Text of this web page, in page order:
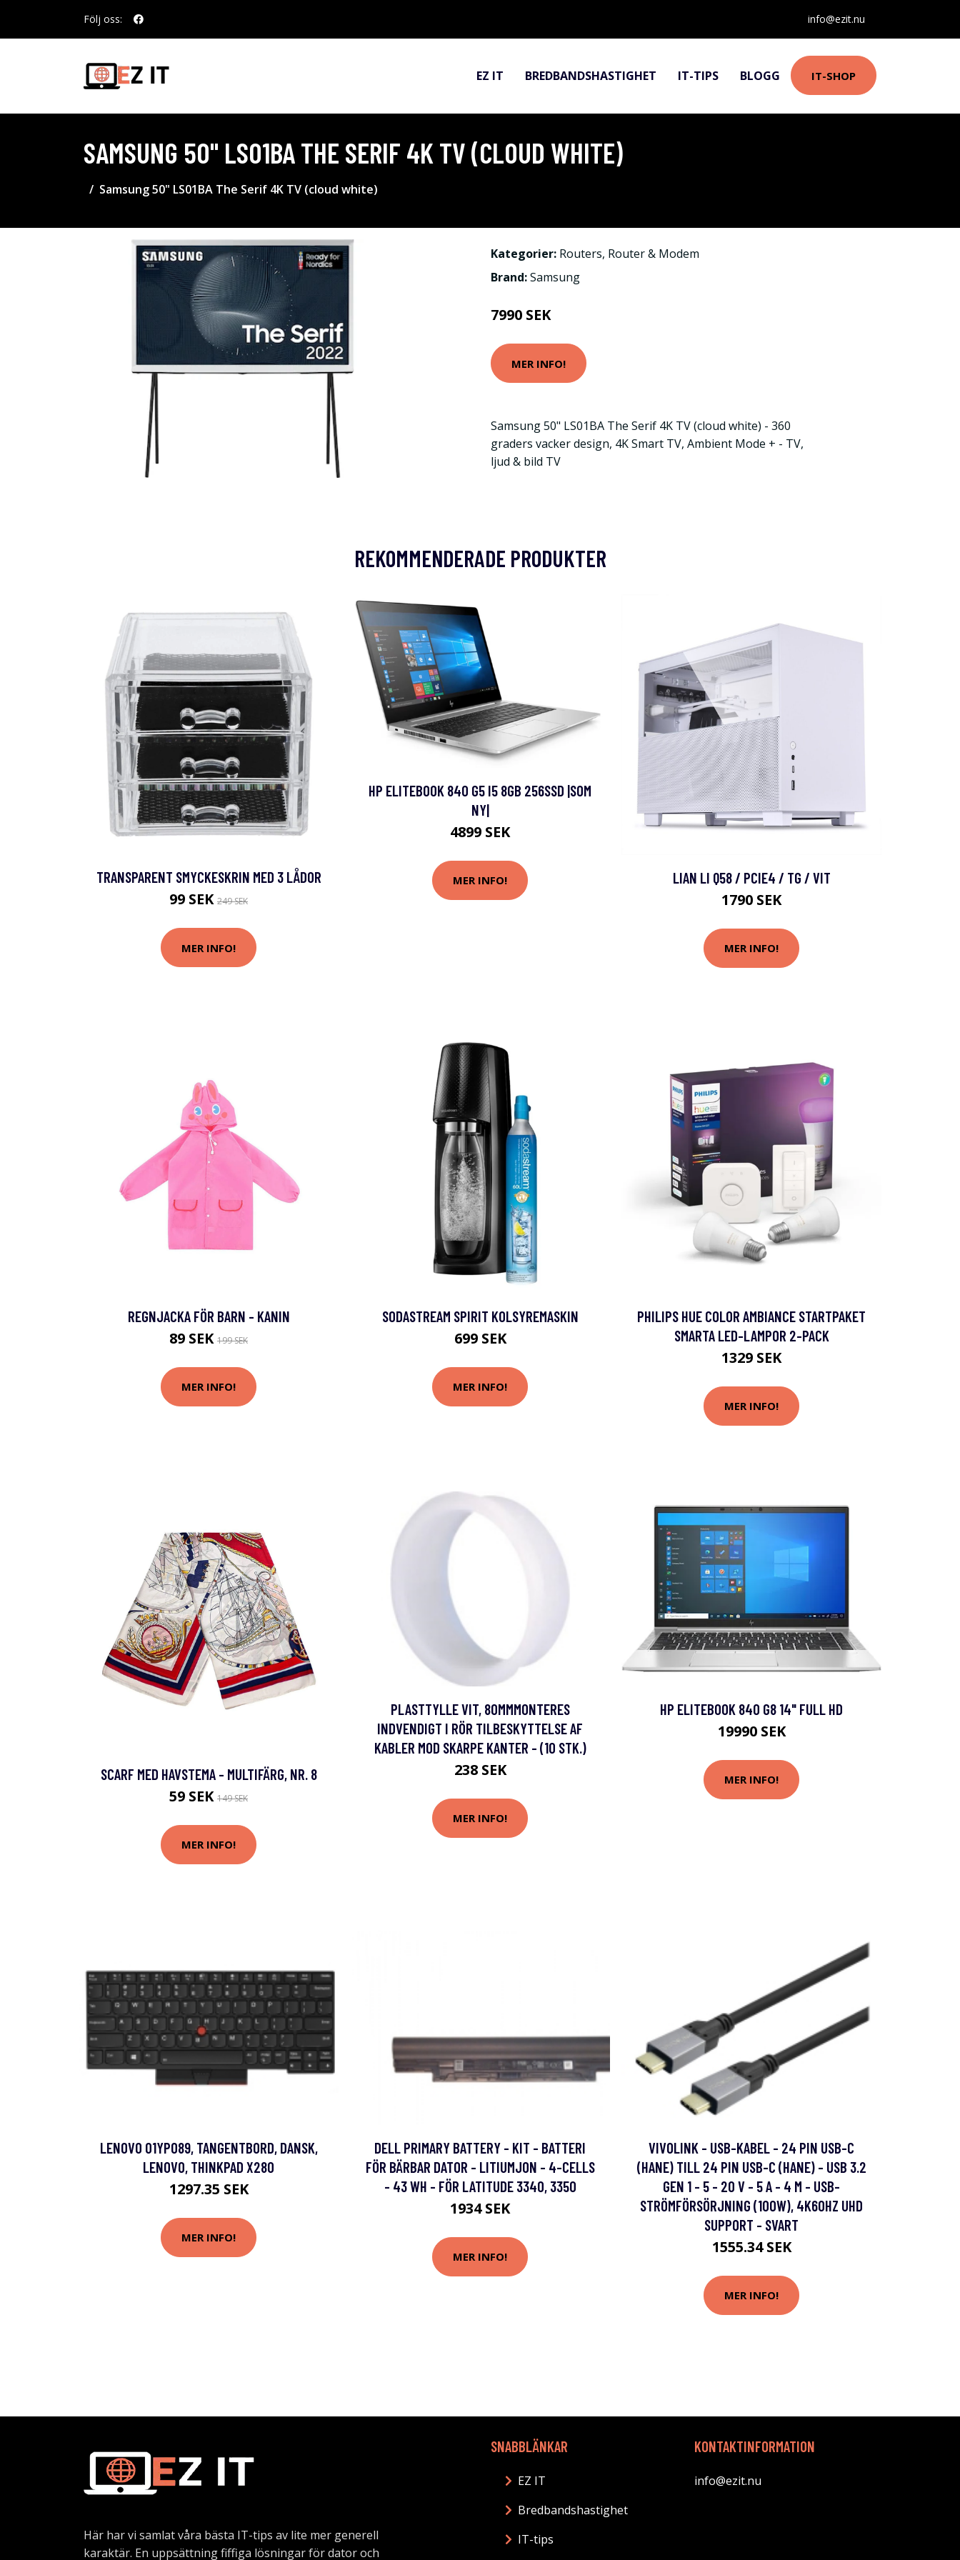
Följ oss: info@ezit.nu
EZ IT BREDBANDSHASTIGHET IT-TIPS BLOGG IT-SHOP
SAMSUNG 50" LS01BA THE SERIF 4K TV (CLOUD WHITE)
Samsung 50" LS01BA The Serif 4K TV (cloud white)
Kategorier: Routers, Router & Modem
Brand:Samsung
7990 SEK
MER INFO!
Samsung 50" LS01BA The Serif 4K TV (cloud white) - 360
graders vacker design, 4K Smart TV, Ambient Mode + - TV,
ljud & bild TV
REKOMMENDERADE PRODUKTER
TRANSPARENT SMYCKESKRIN MED 3 LÅDOR
99 SEK 249 SEK
MER INFO!
HP ELITEBOOK 840 G5 I5 8GB 256SSD |SOM
NY|
4899 SEK
MER INFO! LIAN LI Q58 / PCIE4 / TG / VIT
1790 SEK
MER INFO!
REGNJACKA FÖR BARN - KANIN
89 SEK 199 SEK
MER INFO!
SODASTREAM SPIRIT KOLSYREMASKIN
699 SEK
MER INFO!
PHILIPS HUE COLOR AMBIANCE STARTPAKET
SMARTA LED-LAMPOR 2-PACK
1329 SEK
MER INFO!
SCARF MED HAVSTEMA - MULTIFÄRG, NR. 8
59 SEK 149 SEK
MER INFO!
PLASTTYLLE VIT, 80MMMONTERES
INDVENDIGT I RÖR TILBESKYTTELSE AF
KABLER MOD SKARPE KANTER - (10 STK.)
238 SEK
MER INFO!
HP ELITEBOOK 840 G8 14" FULL HD
19990 SEK
MER INFO!
LENOVO 01YP089, TANGENTBORD, DANSK,
LENOVO, THINKPAD X280
1297.35 SEK
MER INFO!
DELL PRIMARY BATTERY - KIT - BATTERI
FÖR BÄRBAR DATOR - LITIUMJON - 4-CELLS
- 43 WH - FÖR LATITUDE 3340, 3350
1934 SEK
MER INFO!
VIVOLINK - USB-KABEL - 24 PIN USB-C
(HANE) TILL 24 PIN USB-C (HANE) - USB 3.2
GEN 1 - 5 - 20 V - 5 A - 4 M - USB-
STRÖMFÖRSÖRJNING (100W), 4K60HZ UHD
SUPPORT - SVART
1555.34 SEK
MER INFO!
Här har vi samlat våra bästa IT-tips av lite mer generell
karaktär. En uppsättning fiffiga lösningar för dator och
SNABBLÄNKAR
EZ IT
Bredbandshastighet
IT-tips
KONTAKTINFORMATION
info@ezit.nu